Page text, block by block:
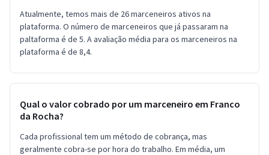
Atualmente, temos mais de 26 marceneiros ativos na
plataforma. O número de marceneiros que já passaram na
paltaforma é de 5. A avaliação média para os marceneiros na
plataforma é de 8,4.
Qual o valor cobrado por um marceneiro em Franco
da Rocha?
Cada profissional tem um método de cobrança, mas
geralmente cobra-se por hora do trabalho. Em média, um